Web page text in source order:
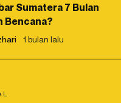
Sumatera 7 Bulan
Bencana?
1 bulan lalu